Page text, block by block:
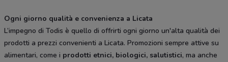
Ogni giorno qualità e convenienza a Licata
L’impegno di Todis è quello di offrirti ogni giorno un'alta qualità dei
prodotti a prezzi convenienti a Licata. Promozioni sempre attive su
alimentari, come i prodotti etnici, biologici, salutistici, ma anche